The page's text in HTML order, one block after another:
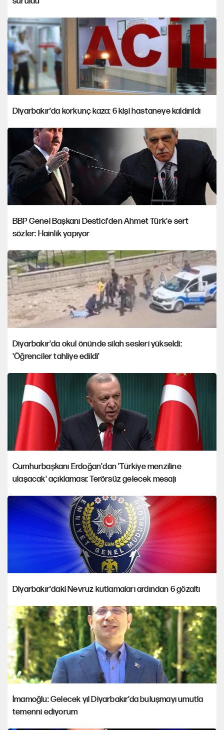
Diyarbakır'da korkunç kaza: 6 kişi hastaneye kaldırıldı
BBP Genel Başkanı Destici'den Ahmet Türk'e sert
sözler: Hainlik yapıyor
Diyarbakır'da okul önünde silah sesleri yükseldi:
'Öğrenciler tahliye edildi'
Cumhurbaşkanı Erdoğan'dan 'Türkiye menziline
ulaşacak' açıklaması: Terörsüz gelecek mesajı
Diyarbakır'daki Nevruz kutlamaları ardından 6 gözaltı
İmamoğlu: Gelecek yıl Diyarbakır’da buluşmayı umutla
temenni ediyorum